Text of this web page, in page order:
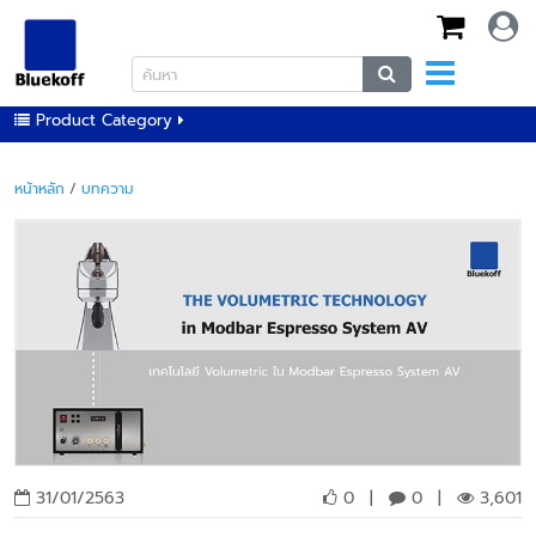
Product Category
หน้าหลัก / บทความ
31/01/2563 0 | 0 | 3,601